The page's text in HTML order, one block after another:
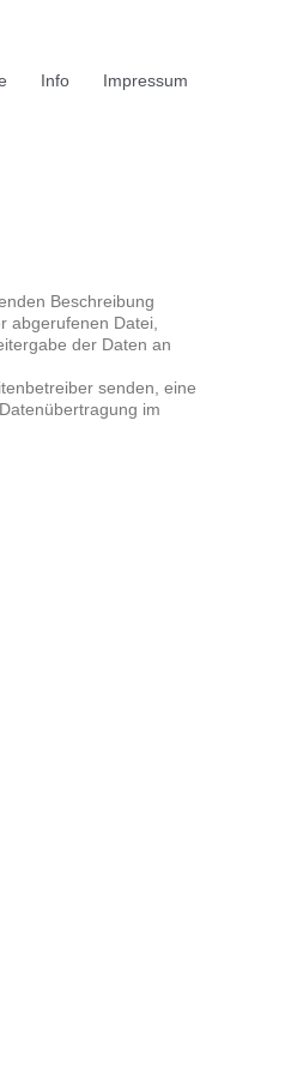
Info Impressum
Beschreibung
abgerufenen Datei,
der Daten an
senden, eine
im